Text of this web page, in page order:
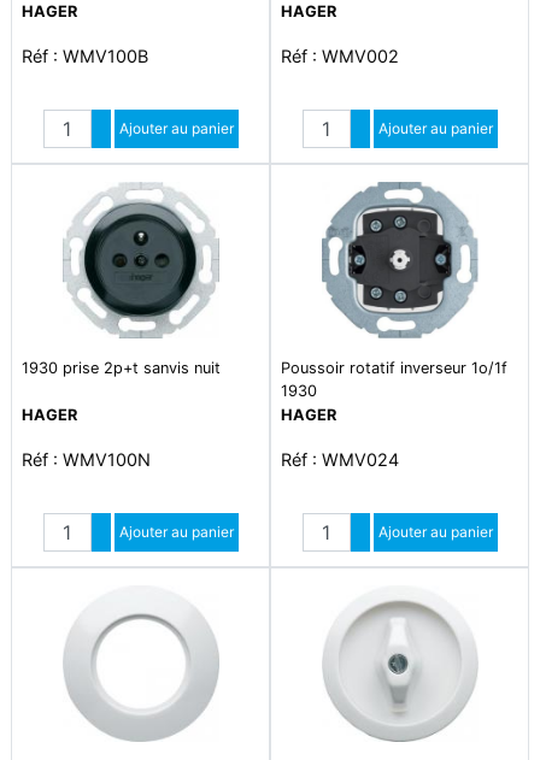
HAGER
Réf : WMV100B
Quantité
Augmenter quantité
Diminuer quantité
Ajouter au panier
HAGER
Réf : WMV002
Quantité
Augmenter quantité
Diminuer quantité
Ajouter au panier
1930 prise 2p+t sanvis nuit
HAGER
Réf : WMV100N
Quantité
Augmenter quantité
Diminuer quantité
Ajouter au panier
Poussoir rotatif inverseur 1o/1f
1930
HAGER
Réf : WMV024
Quantité
Augmenter quantité
Diminuer quantité
Ajouter au panier